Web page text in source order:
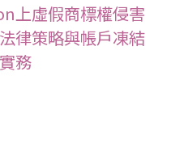
上虛假商標權侵害
律策略與帳戶凍結
務